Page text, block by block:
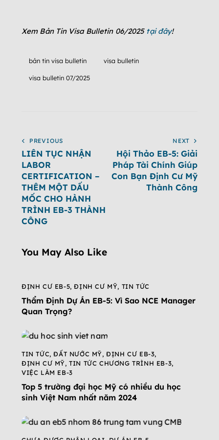
Xem Bản Tin Visa Bulletin 06/2025 tại đây!
bản tin visa bulletin visa bulletin
visa bulletin 07/2025
PREVIOUS
LIÊN TỤC NHẬN
LABOR
CERTIFICATION –
THÊM MỘT DẤU
MỐC CHO HÀNH
TRÌNH EB-3 THÀNH
CÔNG
NEXT
Hội Thảo EB-5: Giải
Pháp Tài Chính Giúp
Con Bạn Định Cư Mỹ
Thành Công
You May Also Like
ĐỊNH CƯ EB-5,ĐỊNH CƯ MỸ, TIN TỨC
Thẩm Định Dự Án EB-5: Vì Sao NCE Manager
Quan Trọng?
TIN TỨC,ĐẤT NƯỚC MỸ,ĐỊNH CƯ EB-3,
ĐỊNH CƯ MỸ,TIN TỨC CHƯƠNG TRÌNH EB-3,
VIỆC LÀM EB-3
Top 5 trường đại học Mỹ có nhiều du học
sinh Việt Nam nhất năm 2024